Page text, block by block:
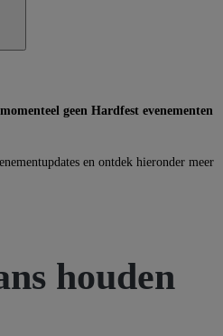
geen Hardfest evenementen
en ontdek hieronder meer
houden